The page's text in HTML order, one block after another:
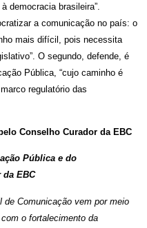
democracia brasileira”.
a comunicação no país: o
mais difícil, pois necessita
O segundo, defende, é
Pública, “cujo caminho é
regulatório das
Conselho Curador da EBC
Pública e do
EBC
de Comunicação vem por meio
o fortalecimento da